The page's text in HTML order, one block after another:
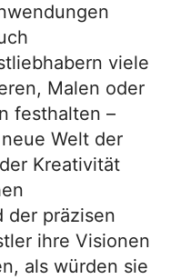
viele
Malen oder
festhalten –
Welt der
Kreativität
der präzisen
ihre Visionen
als würden sie